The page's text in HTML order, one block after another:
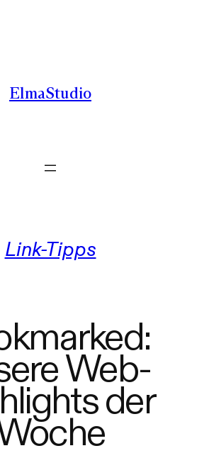
ElmaStudio
Link-Tipps
Web-
der